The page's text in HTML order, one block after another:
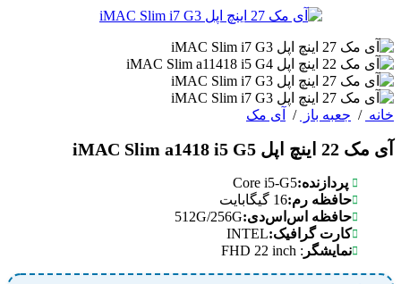
خانه / جعبه باز / آی مک
آی مک 22 اینچ اپل iMAC Slim a1418 i5 G5
پردازنده:Core i5-G5
حافظه رم:16 گیگابایت
حافظه اس‌اس‌دی:512G/256G
کارت گرافیک:INTEL
نمایشگر : FHD 22 inch